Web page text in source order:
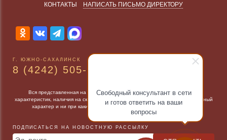
Свободный консультант в сети
и готов ответить на ваши
вопросы
КОНТАКТЫ
НАПИСАТЬ ПИСЬМО ДИРЕКТОРУ
Г. ЮЖНО-САХАЛИНСК
8 (4242) 505-500
Вся представленная на сайте информация, касающаяся технических
характеристик, наличия на складе, стоимости товаров, носит информационный
характер и ни при каких условиях не является публичной офертой
ПОДПИСАТЬСЯ НА НОВОСТНУЮ РАССЫЛКУ